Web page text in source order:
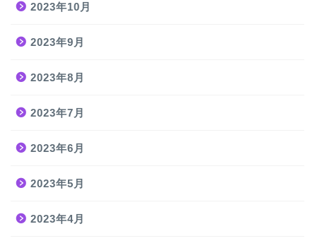
2023年10月
2023年9月
2023年8月
2023年7月
2023年6月
2023年5月
2023年4月